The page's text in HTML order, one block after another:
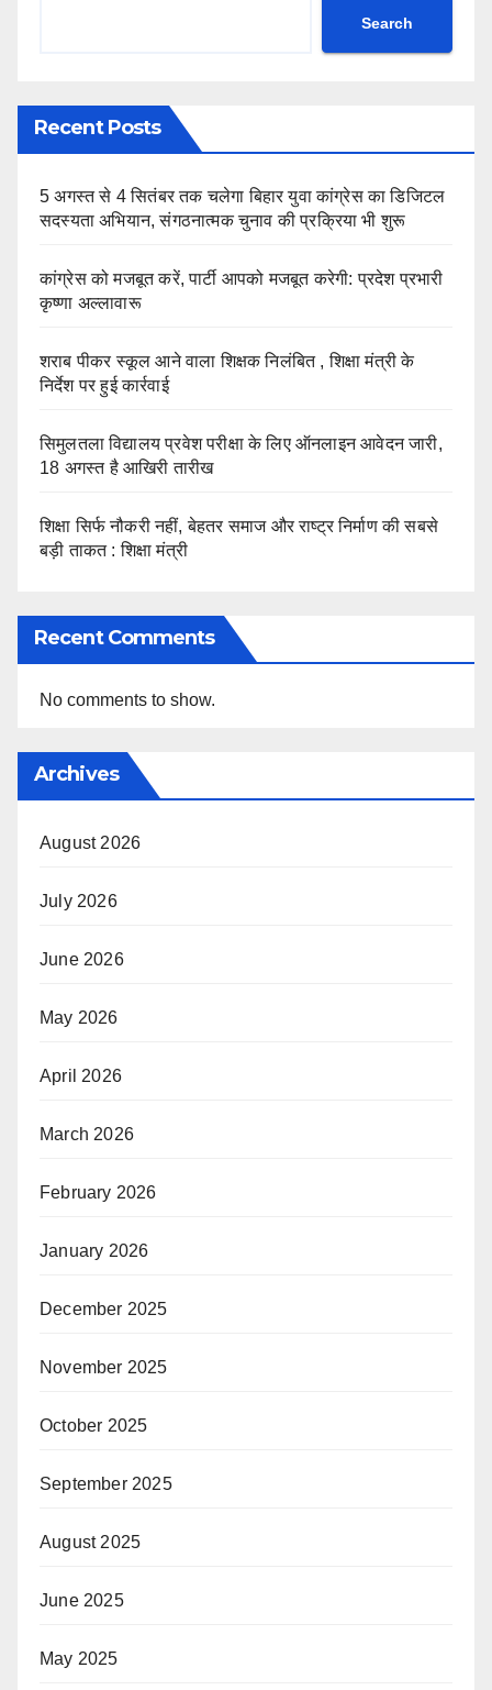
Search
Recent Posts
5 अगस्त से 4 सितंबर तक चलेगा बिहार युवा कांग्रेस का डिजिटल
सदस्यता अभियान, संगठनात्मक चुनाव की प्रक्रिया भी शुरू
कांग्रेस को मजबूत करें, पार्टी आपको मजबूत करेगी: प्रदेश प्रभारी
कृष्णा अल्लावारू
शराब पीकर स्कूल आने वाला शिक्षक निलंबित , शिक्षा मंत्री के
निर्देश पर हुई कार्रवाई
सिमुलतला विद्यालय प्रवेश परीक्षा के लिए ऑनलाइन आवेदन जारी,
18 अगस्त है आखिरी तारीख
शिक्षा सिर्फ नौकरी नहीं, बेहतर समाज और राष्ट्र निर्माण की सबसे
बड़ी ताकत : शिक्षा मंत्री
Recent Comments
No comments to show.
Archives
August 2026
July 2026
June 2026
May 2026
April 2026
March 2026
February 2026
January 2026
December 2025
November 2025
October 2025
September 2025
August 2025
June 2025
May 2025